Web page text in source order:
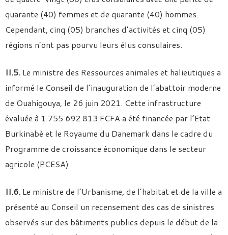
quarante (40) femmes et de quarante (40) hommes.
Cependant, cinq (05) branches d’activités et cinq (05)
régions n’ont pas pourvu leurs élus consulaires.
II.5. Le ministre des Ressources animales et halieutiques a
informé le Conseil de l’inauguration de l’abattoir moderne
de Ouahigouya, le 26 juin 2021. Cette infrastructure
évaluée à 1 755 692 813 FCFA a été financée par l’Etat
Burkinabè et le Royaume du Danemark dans le cadre du
Programme de croissance économique dans le secteur
agricole (PCESA).
II.6. Le ministre de l’Urbanisme, de l’habitat et de la ville a
présenté au Conseil un recensement des cas de sinistres
observés sur des bâtiments publics depuis le début de la